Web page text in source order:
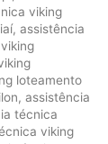
viking
, assistência
loteamento
, assistência
técnica
viking